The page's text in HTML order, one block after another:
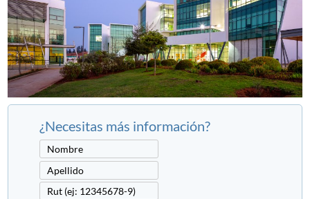
¿Necesitas más información?